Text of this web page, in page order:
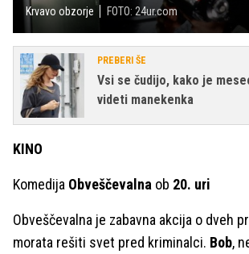
Krvavo obzorje FOTO: 24ur.com
PREBERI ŠE
Vsi se čudijo, kako je
videti manekenka
KINO
Komedija Obveščevalna ob 20. uri
Obveščevalna je zabavna akcija o dveh
morata rešiti svet pred kriminalci. Bob,